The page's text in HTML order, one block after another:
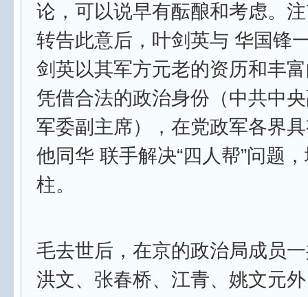
论，可以说早有酝酿和考虑。
转告此意后，叶剑英与 华国锋
剑英以其军方元老的资历和丰
凭借合法的政治身份（中共中
军委副主席），在党政军各界
他同华 联手解决“四人帮”问题
柱。
毛去世后，在京的政治局成员
洪文、张春桥、江青、姚文元